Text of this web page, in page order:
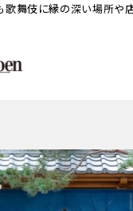
歌舞伎に縁の深い場所や